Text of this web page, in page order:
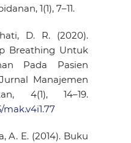
1(1), 7–11.
D. R. (2020).
Breathing Untuk
Pada Pasien
Manajemen
4(1), 14–19.
mak.v4i1.77
A. E. (2014). Buku